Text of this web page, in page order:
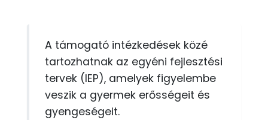
A támogató intézkedések közé
tartozhatnak az egyéni fejlesztési
tervek (IEP), amelyek figyelembe
veszik a gyermek erősségeit és
gyengeségeit.